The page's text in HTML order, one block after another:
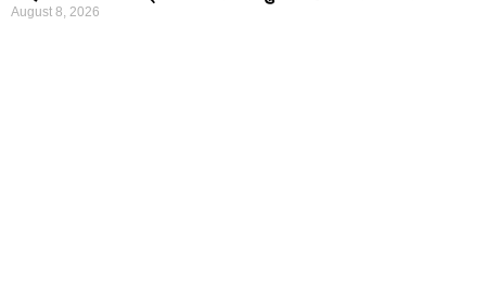
August 8, 2026